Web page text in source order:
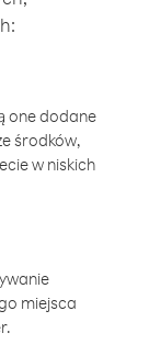
one dodane
środków,
w niskich
miejsca